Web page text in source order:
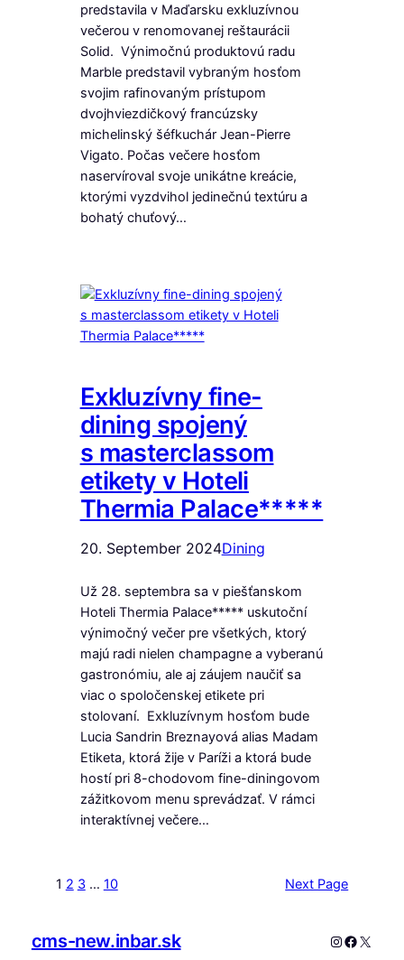
predstavila v Maďarsku exkluzívnou
večerou v renomovanej reštaurácii
Solid. Výnimočnú produktovú radu
Marble predstavil vybraným hosťom
svojim rafinovaným prístupom
dvojhviezdičkový francúzsky
michelinský šéfkuchár Jean-Pierre
Vigato. Počas večere hosťom
naservíroval svoje unikátne kreácie,
ktorými vyzdvihol jedinečnú textúru a
bohatý chuťový…
Exkluzívny fine-
dining spojený
s masterclassom
etikety v Hoteli
Thermia Palace*****
20. September 2024Dining
Už 28. septembra sa v piešťanskom
Hoteli Thermia Palace***** uskutoční
výnimočný večer pre všetkých, ktorý
majú radi nielen champagne a vyberanú
gastronómiu, ale aj záujem naučiť sa
viac o spoločenskej etikete pri
stolovaní. Exkluzívnym hosťom bude
Lucia Sandrin Breznayová alias Madam
Etiketa, ktorá žije v Paríži a ktorá bude
hostí pri 8-chodovom fine-diningovom
zážitkovom menu sprevádzať. V rámci
interaktívnej večere…
1 2 3 … 10 Next Page
cms-new.inbar.sk Instagram
X